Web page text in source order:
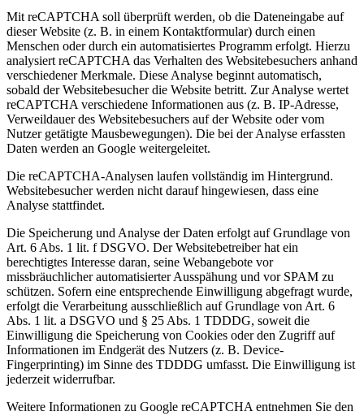
Mit reCAPTCHA soll überprüft werden, ob die Dateneingabe auf
dieser Website (z. B. in einem Kontaktformular) durch einen
Menschen oder durch ein automatisiertes Programm erfolgt. Hierzu
analysiert reCAPTCHA das Verhalten des Websitebesuchers anhand
verschiedener Merkmale. Diese Analyse beginnt automatisch,
sobald der Websitebesucher die Website betritt. Zur Analyse wertet
reCAPTCHA verschiedene Informationen aus (z. B. IP-Adresse,
Verweildauer des Websitebesuchers auf der Website oder vom
Nutzer getätigte Mausbewegungen). Die bei der Analyse erfassten
Daten werden an Google weitergeleitet.
Die reCAPTCHA-Analysen laufen vollständig im Hintergrund.
Websitebesucher werden nicht darauf hingewiesen, dass eine
Analyse stattfindet.
Die Speicherung und Analyse der Daten erfolgt auf Grundlage von
Art. 6 Abs. 1 lit. f DSGVO. Der Websitebetreiber hat ein
berechtigtes Interesse daran, seine Webangebote vor
missbräuchlicher automatisierter Ausspähung und vor SPAM zu
schützen. Sofern eine entsprechende Einwilligung abgefragt wurde,
erfolgt die Verarbeitung ausschließlich auf Grundlage von Art. 6
Abs. 1 lit. a DSGVO und § 25 Abs. 1 TDDDG, soweit die
Einwilligung die Speicherung von Cookies oder den Zugriff auf
Informationen im Endgerät des Nutzers (z. B. Device-
Fingerprinting) im Sinne des TDDDG umfasst. Die Einwilligung ist
jederzeit widerrufbar.
Weitere Informationen zu Google reCAPTCHA entnehmen Sie den